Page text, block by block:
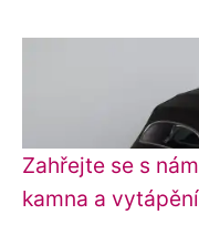
Zahřejte se s
kamna a vytápění